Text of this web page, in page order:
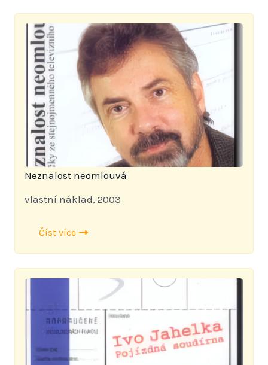
Neznalost neomlouvá
vlastní náklad, 2003
Číst více